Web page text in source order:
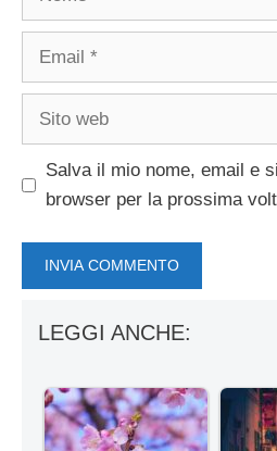
Email
Sito
Salva il mio nome, email e
browser per la prossima
LEGGI ANCHE: